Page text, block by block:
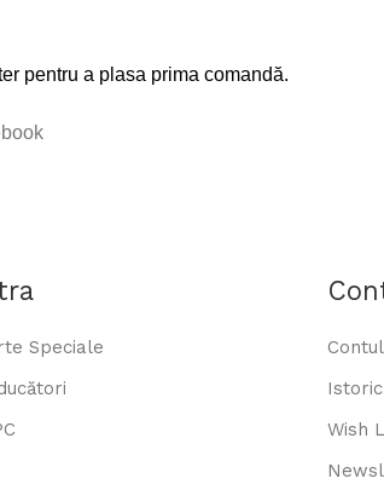
pentru a plasa prima comandă.
Speciale
Wish